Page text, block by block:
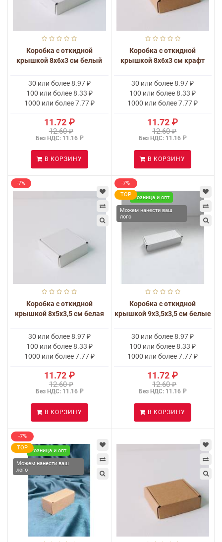
Коробка с откидной
крышкой 8x6x3 см белый
30 или более 8.97 ₽
100 или более 8.33 ₽
1000 или более 7.77 ₽
11.72 ₽
12.60 ₽
Без НДС: 11.16 ₽
В КОРЗИНУ
Коробка с откидной
крышкой 8x6x3 см крафт
30 или более 8.97 ₽
100 или более 8.33 ₽
1000 или более 7.77 ₽
11.72 ₽
12.60 ₽
Без НДС: 11.16 ₽
В КОРЗИНУ
-7%
Коробка с откидной
крышкой 8х5х3,5 см белая
30 или более 8.97 ₽
100 или более 8.33 ₽
1000 или более 7.77 ₽
11.72 ₽
12.60 ₽
Без НДС: 11.16 ₽
В КОРЗИНУ
Розница и опт
Можем нанести ваш
лого
-7%
TOP
Коробка с откидной
крышкой 9x3,5x3,5 см белые
30 или более 8.97 ₽
100 или более 8.33 ₽
1000 или более 7.77 ₽
11.72 ₽
12.60 ₽
Без НДС: 11.16 ₽
В КОРЗИНУ
Розница и опт
Можем нанести ваш
лого
-7%
TOP